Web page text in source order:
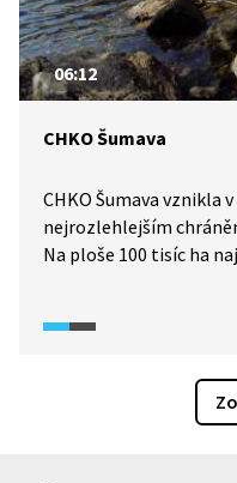
06:12
CHKO Šumava
CHKO Šumava vznikla
nejrozlehlejším
Na ploše 100 tisíc ha
vrcholy Pancíř a Špičák,
dominuje vodní nádrž